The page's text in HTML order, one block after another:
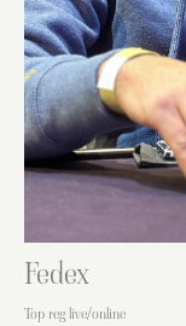
Fedex
Top reg live/online